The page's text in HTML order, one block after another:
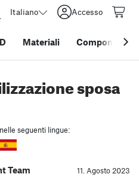
Italiano Accesso
Materiali Componenti e
sposa
seguenti lingue:
Team 11. Agosto 2023